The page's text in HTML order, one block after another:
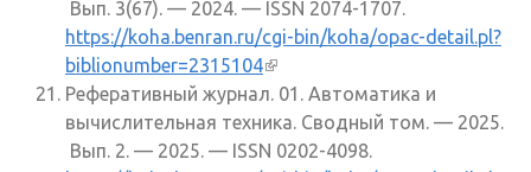
Вып. 3(67). — 2024. — ISSN 2074-1707.
https://koha.benran.ru/cgi-bin/koha/opac-detail.pl?
biblionumber=2315104(внешняя ссылка)
Реферативный журнал. 01. Автоматика и
вычислительная техника. Сводный том. — 2025.
Вып. 2. — 2025. — ISSN 0202-4098.